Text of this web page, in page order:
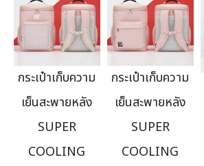
กระเป๋าเก็บความ
เย็นสะพายหลัง
SUPER
COOLING
กระเป๋าเก็บความ
เย็นสะพายหลัง
SUPER
COOLING